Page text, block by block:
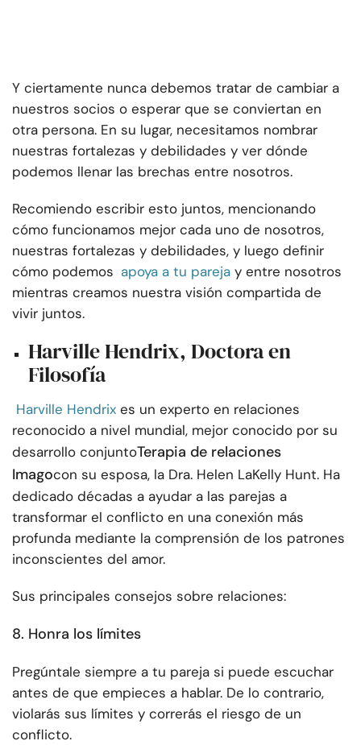
Y ciertamente nunca debemos tratar de cambiar a
nuestros socios o esperar que se conviertan en
otra persona. En su lugar, necesitamos nombrar
nuestras fortalezas y debilidades y ver dónde
podemos llenar las brechas entre nosotros.
Recomiendo escribir esto juntos, mencionando
cómo funcionamos mejor cada uno de nosotros,
nuestras fortalezas y debilidades, y luego definir
cómo podemos apoya a tu pareja y entre nosotros
mientras creamos nuestra visión compartida de
vivir juntos.
Harville Hendrix, Doctora en
Filosofía
Harville Hendrix es un experto en relaciones
reconocido a nivel mundial, mejor conocido por su
desarrollo conjuntoTerapia de relaciones
Imagocon su esposa, la Dra. Helen LaKelly Hunt. Ha
dedicado décadas a ayudar a las parejas a
transformar el conflicto en una conexión más
profunda mediante la comprensión de los patrones
inconscientes del amor.
Sus principales consejos sobre relaciones:
8. Honra los límites
Pregúntale siempre a tu pareja si puede escuchar
antes de que empieces a hablar. De lo contrario,
violarás sus límites y correrás el riesgo de un
conflicto.